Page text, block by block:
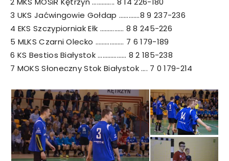
3 UKS Jaćwingowie Gołdap ………….8 9 237-236
4 EKS Szczypiorniak Ełk …………… 8 8 245-226
5 MLKS Czarni Olecko ……………… 7 6 179-189
6 KS Bestios Białystok ……………… 8 2 185-238
7 MOKS Słoneczny Stok Białystok …. 7 0 179-214